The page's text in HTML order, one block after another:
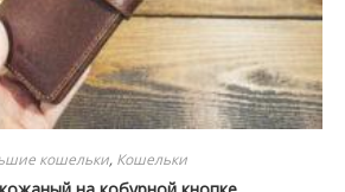
кошельки, Кошельки